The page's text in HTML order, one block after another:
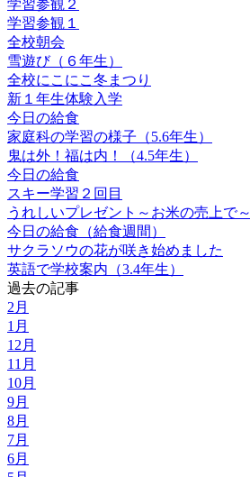
学習参観２
学習参観１
全校朝会
雪遊び（６年生）
全校にこにこ冬まつり
新１年生体験入学
今日の給食
家庭科の学習の様子（5.6年生）
鬼は外！福は内！（4.5年生）
今日の給食
スキー学習２回目
うれしいプレゼント～お米の売上で～
今日の給食（給食週間）
サクラソウの花が咲き始めました
英語で学校案内（3.4年生）
過去の記事
2月
1月
12月
11月
10月
9月
8月
7月
6月